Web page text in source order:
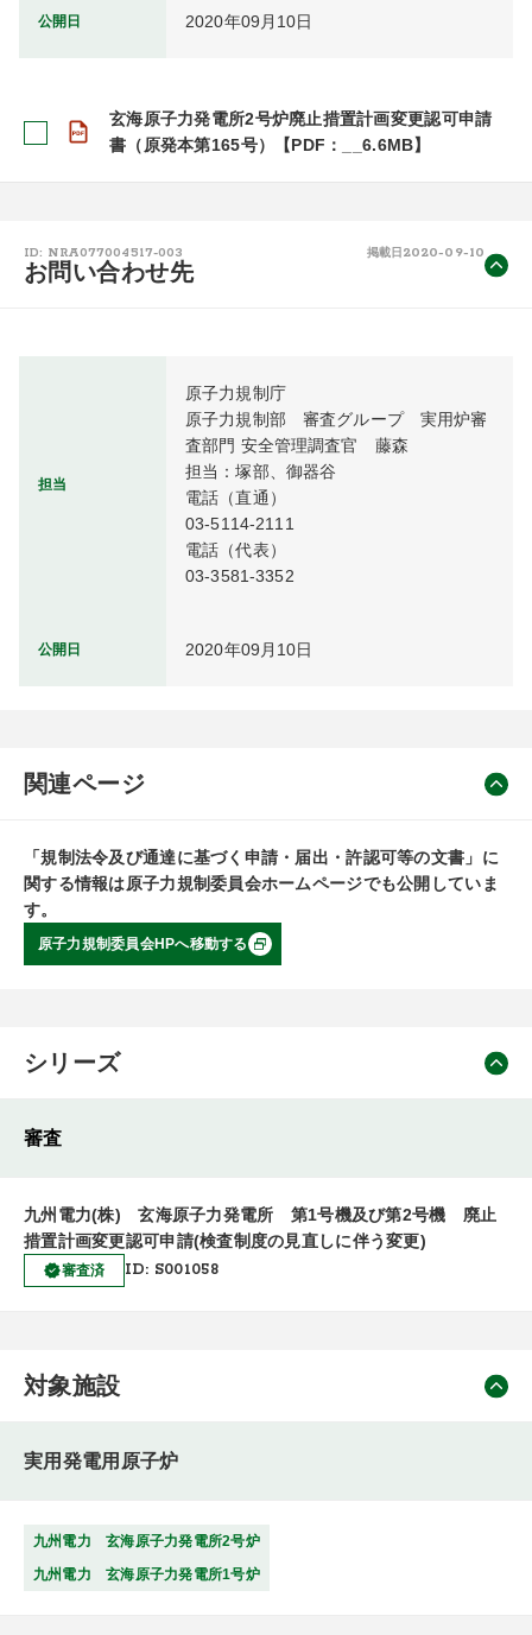
公開日 2020年09月10日
玄海原子力発電所2号炉廃止措置計画変更認可申請
書（原発本第165号）【PDF：__6.6MB】
ID: NRA077004517-003 掲載日 2020-09-10
お問い合わせ先
担当
原子力規制庁
原子力規制部　審査グループ　実用炉審
査部門 安全管理調査官　藤森
担当：塚部、御器谷
電話（直通）
03-5114-2111
電話（代表）
03-3581-3352
公開日 2020年09月10日
関連ページ
「規制法令及び通達に基づく申請・届出・許認可等の文書」に
関する情報は原子力規制委員会ホームページでも公開していま
す。
原子力規制委員会HPへ移動する
シリーズ
審査
九州電力(株) 玄海原子力発電所 第1号機及び第2号機 廃止
措置計画変更認可申請(検査制度の見直しに伴う変更)
審査済 ID: S001058
対象施設
実用発電用原子炉
九州電力 玄海原子力発電所2号炉
九州電力 玄海原子力発電所1号炉